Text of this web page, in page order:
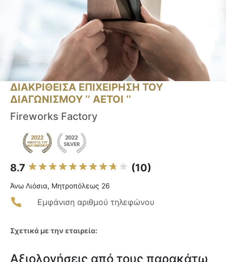
ΔΙΑΚΡΙΘΕΙΣΑ ΕΠΙΧΕΙΡΗΣΗ ΤΟΥ
ΔΙΑΓΩΝΙΣΜΟΥ ‘’ ΑΕΤΟΙ ‘’
Fireworks Factory
8.7 (10)
Άνω Λιόσια, Μητροπόλεως 26
Εμφάνιση αριθμού τηλεφώνου
Σχετικά με την εταιρεία:
Αξιολογήσεις από τους παρακάτω